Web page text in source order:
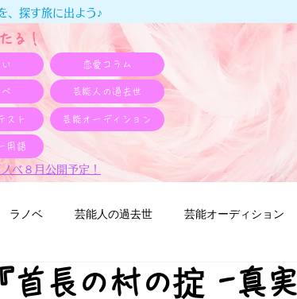
る！
、探す旅に出よう♪
恋愛コラム
芸能人の過去世
スト 芸能オーディション
用語
ベ８月公開予定！
ラノベ 芸能人の過去世 芸能オーディション
長の村の掟 -真実